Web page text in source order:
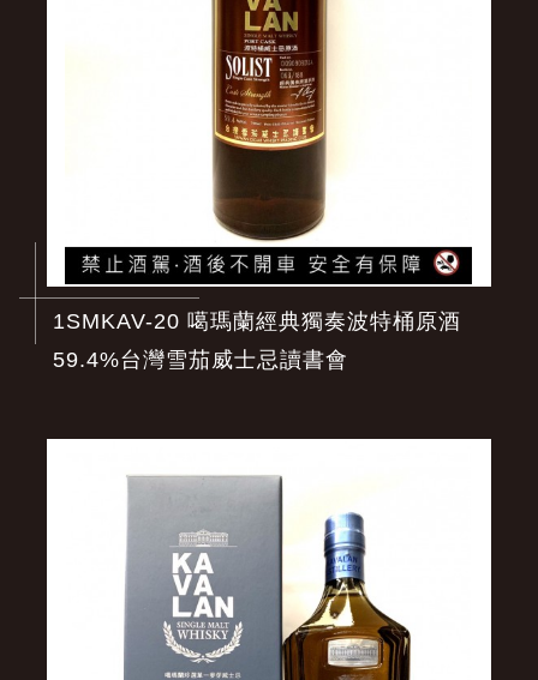
1SMKAV-20 噶瑪蘭經典獨奏波特桶原酒
59.4%台灣雪茄威士忌讀書會